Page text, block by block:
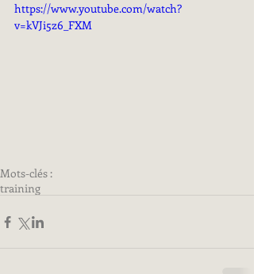
https://www.youtube.com/watch?
v=kVJi5z6_FXM
Mots-clés :
training